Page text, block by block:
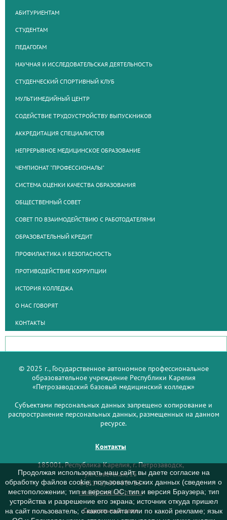
АБИТУРИЕНТАМ
СТУДЕНТАМ
ПЕДАГОГАМ
НАУЧНАЯ И ИССЛЕДОВАТЕЛЬСКАЯ ДЕЯТЕЛЬНОСТЬ
СТУДЕНЧЕСКИЙ СПОРТИВНЫЙ КЛУБ
МУЛЬТИМЕДИЙНЫЙ ЦЕНТР
СОДЕЙСТВИЕ ТРУДОУСТРОЙСТВУ ВЫПУСКНИКОВ
АККРЕДИТАЦИЯ СПЕЦИАЛИСТОВ
НЕПРЕРЫВНОЕ МЕДИЦИНСКОЕ ОБРАЗОВАНИЕ
ЧЕМПИОНАТ "ПРОФЕССИОНАЛЫ"
СИСТЕМА ОЦЕНКИ КАЧЕСТВА ОБРАЗОВАНИЯ
ОБЩЕСТВЕННЫЙ СОВЕТ
СОВЕТ ПО ВЗАИМОДЕЙСТВИЮ С РАБОТОДАТЕЛЯМИ
ОБРАЗОВАТЕЛЬНЫЙ КРЕДИТ
ПРОФИЛАКТИКА И БЕЗОПАСНОСТЬ
ПРОТИВОДЕЙСТВИЕ КОРРУПЦИИ
ИСТОРИЯ КОЛЛЕДЖА
О НАС ГОВОРЯТ
КОНТАКТЫ
© 2025 г., Государственное автономное профессиональное
образовательное учреждение Республики Карелия
«Петрозаводский базовый медицинский колледж»
Субъектами персональных данных запрещено копирование и
распространение персональных данных, размещенных на данном
ресурсе.
Контакты
185001, Республика Карелия, г. Петрозаводск,
ул. Советская, 15
8 (8142) 59–93–33
mail@medcol-ptz.ru
Социальные сети
Продолжая использовать наш сайт, вы даете согласие на
обработку файлов cookie, пользовательских данных (сведения о
местоположении; тип и версия ОС; тип и версия Браузера; тип
устройства и разрешение его экрана; источник откуда пришел
на сайт пользователь; с какого сайта или по какой рекламе; язык